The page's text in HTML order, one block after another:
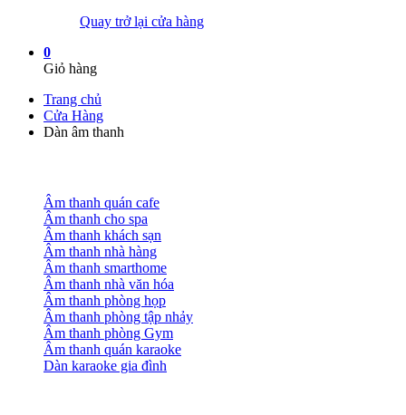
Quay trở lại cửa hàng
0
Giỏ hàng
Trang chủ
Cửa Hàng
Dàn âm thanh
Âm thanh quán cafe
Âm thanh cho spa
Âm thanh khách sạn
Âm thanh nhà hàng
Âm thanh smarthome
Âm thanh nhà văn hóa
Âm thanh phòng họp
Âm thanh phòng tập nhảy
Âm thanh phòng Gym
Âm thanh quán karaoke
Dàn karaoke gia đình